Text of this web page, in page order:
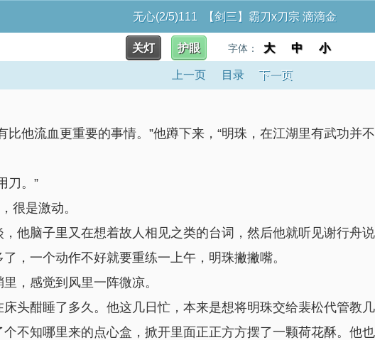
无心(2/5)111 【剑三】霸刀x刀宗 滴滴金
关灯 护眼 字体： 大 中 小
上一页 目录 下一页
他流血更重要的事情。”他蹲下来，“明珠，在江湖里有武功并
刀。”
很是激动。
他脑子里又在想着故人相见之类的台词，然后他就听见谢行舟
，一个动作不好就要重练一上午，明珠撇撇嘴。
，感觉到风里一阵微凉。
头酣睡了多久。他这几日忙，本来是想将明珠交给裴松代管教
不知哪里来的点心盒，掀开里面正正方方摆了一颗荷花酥。他